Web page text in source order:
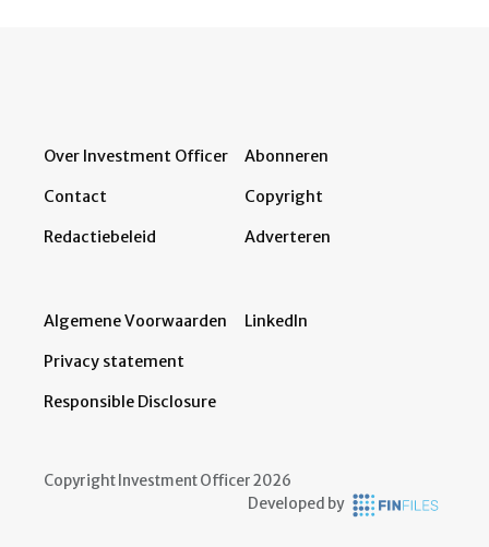
Over Investment Officer
Contact
Redactiebeleid
Abonneren
Copyright
Adverteren
Algemene Voorwaarden
Privacy statement
Responsible Disclosure
LinkedIn
Copyright Investment Officer 2026
Developed by